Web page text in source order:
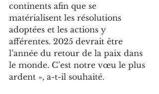
continents afin que se
matérialisent les résolutions
adoptées et les actions y
afférentes. 2025 devrait être
l’année du retour de la paix dans
le monde. C’est notre vœu le plus
ardent », a-t-il souhaité.